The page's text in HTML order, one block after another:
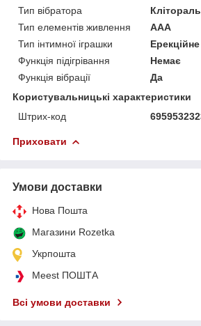
Тип вібратора
Тип елементів живлення
AAA
Тип інтимної іграшки
Функція підігрівання
Немає
Функція вібрації
Да
Користувальницькі характеристики
Штрих-код
Приховати
Умови доставки
Нова Пошта
Магазини Rozetka
Укрпошта
Meest ПОШТА
Всі умови доставки